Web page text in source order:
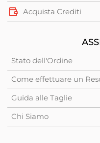
Acquista Crediti
Stato dell'Ordine
Come effettuare un
Guida alle Taglie
Chi Siamo